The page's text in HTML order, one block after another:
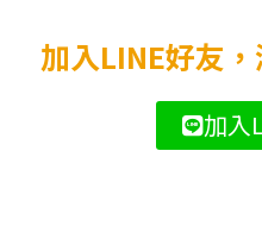
加入LINE好友
加入